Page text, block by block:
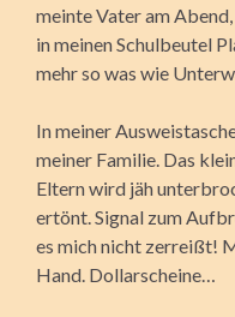
meinte Vater am
in meinen Schulbeutel
mehr so was wie
In meiner
meiner Familie. Das
Eltern wird jäh
ertönt. Signal zum
es mich nicht zerreißt!
Hand. Dollarscheine…